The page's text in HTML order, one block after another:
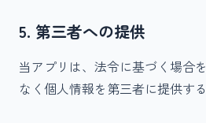
5. 第三者への提供
当アプリは、法令に基づく場合
なく個人情報を第三者に提供す